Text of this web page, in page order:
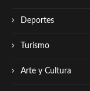
Deportes
Turismo
Arte y Cultura